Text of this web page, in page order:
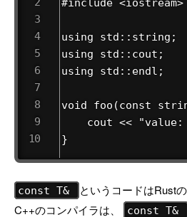
#include <iostream>
using std::string;
using std::cout;
using std::endl;
void foo(const
cout << "value:
}
const T& というコードはRustの
C++のコンパイラは、
const T&